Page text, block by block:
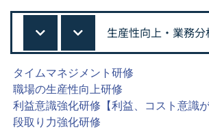
生産性向上・業務分
タイムマネジメント研修
職場の生産性向上研修
利益意識強化研修【利益、コスト意識が
段取り力強化研修